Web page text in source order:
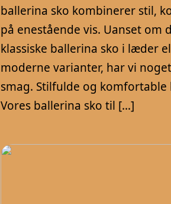
ballerina sko kombinerer stil,
på enestående vis. Uanset om
klassiske ballerina sko i læder
moderne varianter, har vi
smag. Stilfulde og komfortable
Vores ballerina sko til […]